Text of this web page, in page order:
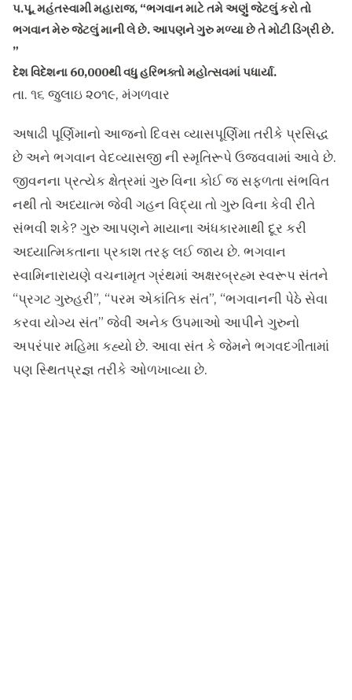
પ.પૂ. મહંતસ્વામી મહારાજ, “ભગવાન માટે તમે અણું જેટલું કરો તો
ભગવાન મેરુ જેટલું માની લે છે. આપણને ગુરુ મળ્યા છે તે મોટી ડિગ્રી છે.
”
દેશ વિદેશના 60,000થી વધુ હરિભક્તો મહોત્સવમાં પધાર્યા.
તા. ૧૬ જુલાઇ ૨૦૧૯, મંગળવાર
અષાઢી પૂર્ણિમાનો આજનો દિવસ વ્યાસપૂર્ણિમા તરીકે પ્રસિદ્ધ
છે અને ભગવાન વેદવ્યાસજી ની સ્મૃતિરૂપે ઉજવવામાં આવે છે.
જીવનના પ્રત્યેક ક્ષેત્રમાં ગુરુ વિના કોઈ જ સફળતા સંભવિત
નથી તો અધ્યાત્મ જેવી ગહન વિદ્યા તો ગુરુ વિના કેવી રીતે
સંભવી શકે? ગુરુ આપણને માયાના અંધકારમાથી દૂર કરી
અધ્યાત્મિકતાના પ્રકાશ તરફ લઈ જાય છે. ભગવાન
સ્વામિનારાયણે વચનામૃત ગ્રંથમાં અક્ષરબ્રહ્મ સ્વરૂપ સંતને
“પ્રગટ ગુરુહરી”, “પરમ એકાંતિક સંત”, “ભગવાનની પેઠે સેવા
કરવા યોગ્ય સંત” જેવી અનેક ઉપમાઓ આપીને ગુરુનો
અપરંપાર મહિમા કહ્યો છે. આવા સંત કે જેમને ભગવદગીતામાં
પણ સ્થિતપ્રજ્ઞ તરીકે ઓળખાવ્યા છે.